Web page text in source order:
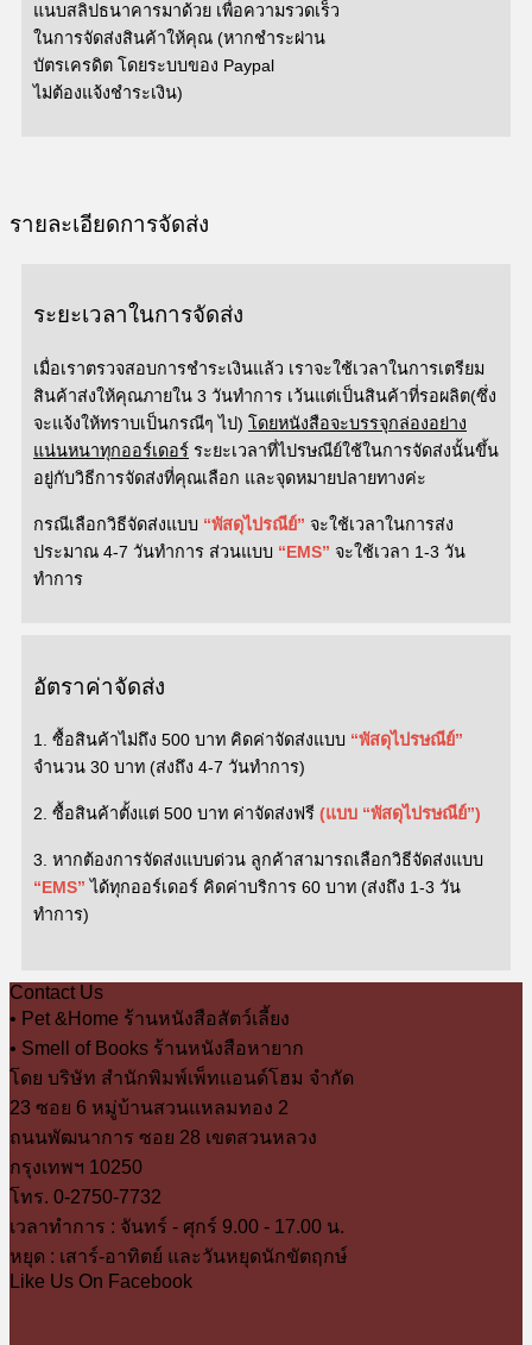
แนบสลิปธนาคารมาด้วย เพื่อความรวดเร็ว
ในการจัดส่งสินค้าให้คุณ (หากชำระผ่าน
บัตรเครดิต โดยระบบของ Paypal
ไม่ต้องแจ้งชำระเงิน)
รายละเอียดการจัดส่ง
ระยะเวลาในการจัดส่ง
เมื่อเราตรวจสอบการชำระเงินแล้ว เราจะใช้เวลาในการเตรียม
สินค้าส่งให้คุณภายใน 3 วันทำการ เว้นแต่เป็นสินค้าที่รอผลิต(ซึ่ง
จะแจ้งให้ทราบเป็นกรณีๆ ไป ) โดยหนังสือจะบรรจุกล่องอย่าง
แน่นหนาทุกออร์เดอร์ ระยะเวลาที่ไปรษณีย์ใช้ในการจัดส่งนั้นขึ้น
อยู่กับวิธีการจัดส่งที่คุณเลือก และจุดหมายปลายทางค่ะ
กรณีเลือกวิธีจัดส่งแบบ “พัสดุไปรณีย์” จะใช้เวลาในการส่ง
ประมาณ 4-7 วันทำการ ส่วนแบบ “EMS” จะใช้เวลา 1-3 วัน
ทำการ
อัตราค่าจัดส่ง
1. ซื้อสินค้าไม่ถึง 500 บาท คิดค่าจัดส่งแบบ “พัสดุไปรษณีย์”
จำนวน 30 บาท (ส่งถึง 4-7 วันทำการ)
2. ซื้อสินค้าตั้งแต่ 500 บาท ค่าจัดส่งฟรี (แบบ “พัสดุไปรษณีย์”)
3. หากต้องการจัดส่งแบบด่วน ลูกค้าสามารถเลือกวิธีจัดส่งแบบ
“EMS” ได้ทุกออร์เดอร์ คิดค่าบริการ 60 บาท (ส่งถึง 1-3 วัน
ทำการ)
Contact Us
• Pet &Home ร้านหนังสือสัตว์เลี้ยง
• Smell of Books ร้านหนังสือหายาก
โดย บริษัท สำนักพิมพ์เพ็ทแอนด์โฮม จำกัด
23 ซอย 6 หมู่บ้านสวนแหลมทอง 2
ถนนพัฒนาการ ซอย 28 เขตสวนหลวง
กรุงเทพฯ 10250
โทร. 0-2750-7732
เวลาทำการ : จันทร์ - ศุกร์ 9.00 - 17.00 น.
หยุด : เสาร์-อาทิตย์ และวันหยุดนักขัตฤกษ์
Like Us On Facebook